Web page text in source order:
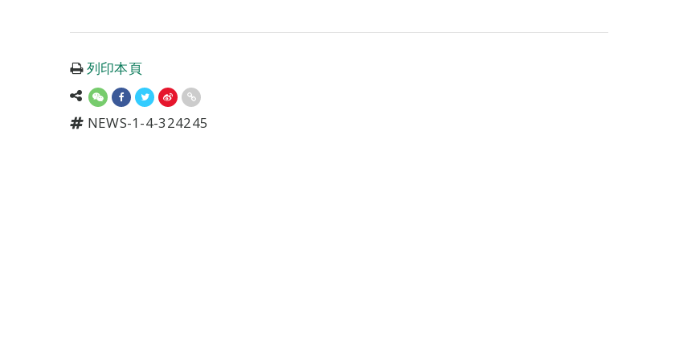
列印本頁
NEWS-1-4-324245